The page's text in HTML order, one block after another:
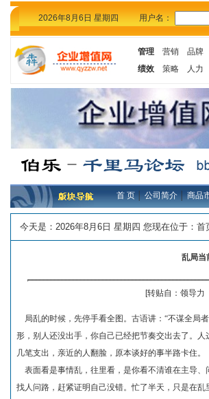
2026年8月6日 星期四 用户名：
管理 营销 品牌
绩效
策略 人力
首 页│公司简介│商品
今天是： 2026年8月6日 星期四 您现在位于： 首
乱局当
[转贴自：领导
局乱的时候，先停手看全图。古语讲：“不谋全局
形，别人还没出手，你自己已经把节奏交出去了。
几笔支出，亲近的人翻脸，原本谈好的事半路卡住。
表面看是事情乱，往里看，是你看不清谁在主导、
找人问路，赶紧证明自己没错。忙了半天，只是在